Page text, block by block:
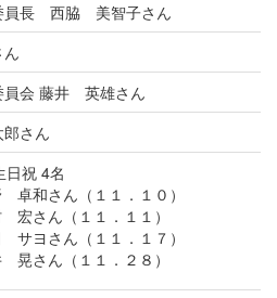
員長 西脇 美智子さん
員会 藤井 英雄さん
さん
日祝 4名
卓和さん（１１．１０）
宏さん（１１．１１）
サヨさん（１１．１７）
晃さん（１１．２８）